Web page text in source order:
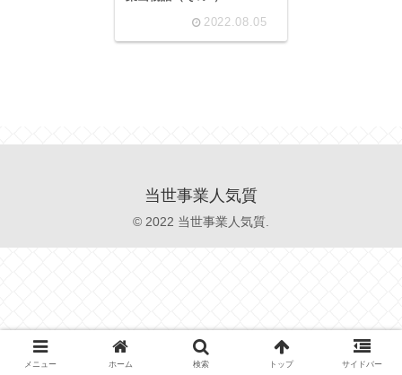
2022.08.05
当世事業人気質
© 2022 当世事業人気質.
メニュー ホーム 検索 トップ サイドバー